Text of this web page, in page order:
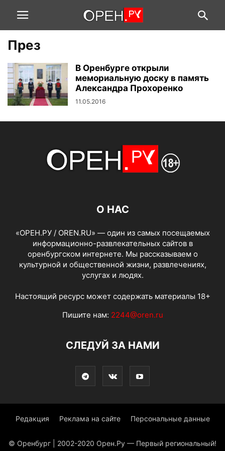
През
В Оренбурге открыли
мемориальную доску в память
Александра Прохоренко
11.05.2016
О НАС
«ОРЕН.РУ / OREN.RU» — один из самых посещаемых
информационно-развлекательных сайтов в
оренбургском интернете. Мы рассказываем о
культурной и общественной жизни, развлечениях,
услугах и людях.
Настоящий ресурс может содержать материалы 18+
Пишите нам: 2244@oren.ru
СЛЕДУЙ ЗА НАМИ
Редакция Реклама на сайте Персональные данные
© Оренбург | 2002-2020 Орен.Ру — Первый региональный!